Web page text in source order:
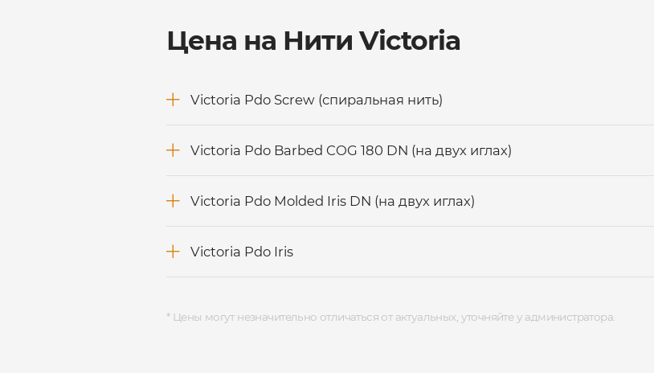
Цена на Нити Victoria
Victoria Pdo Screw (спиральная нить)
Victoria Pdo Barbed COG 180 DN (на двух иглах)
Victoria Pdo Molded Iris DN (на двух иглах)
Victoria Pdo Iris
* Цены могут незначительно отличаться от актуальных, уточняйте у администратора.